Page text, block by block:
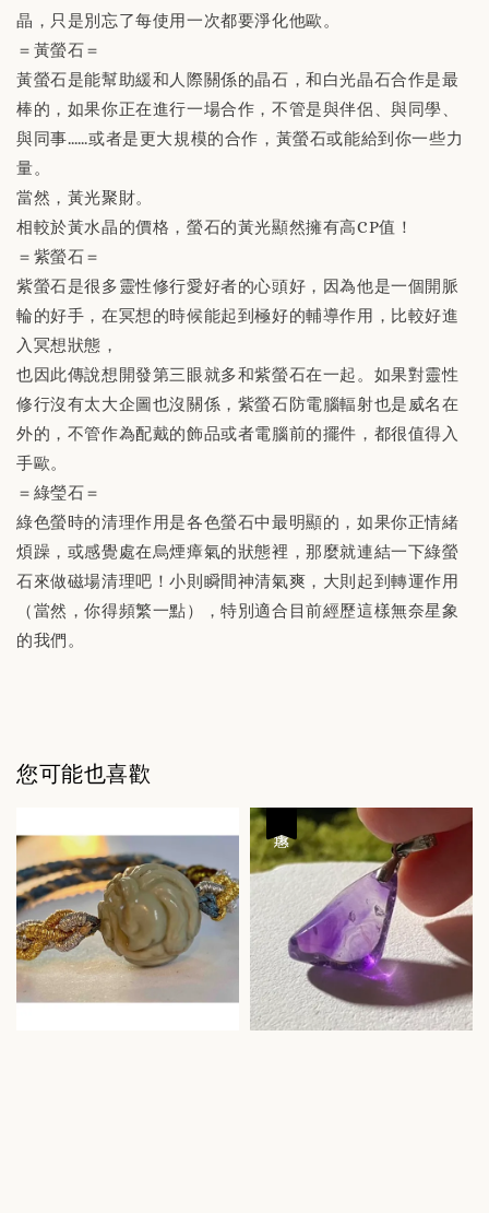
晶，只是別忘了每使用一次都要淨化他歐。
＝黃螢石＝
黃螢石是能幫助緩和人際關係的晶石，和白光晶石合作是最
棒的，如果你正在進行一場合作，不管是與伴侶、與同學、
與同事……或者是更大規模的合作，黃螢石或能給到你一些力
量。
當然，黃光聚財。
相較於黃水晶的價格，螢石的黃光顯然擁有高CP值！
＝紫螢石＝
紫螢石是很多靈性修行愛好者的心頭好，因為他是一個開脈
輪的好手，在冥想的時候能起到極好的輔導作用，比較好進
入冥想狀態，
也因此傳說想開發第三眼就多和紫螢石在一起。如果對靈性
修行沒有太大企圖也沒關係，紫螢石防電腦輻射也是威名在
外的，不管作為配戴的飾品或者電腦前的擺件，都很值得入
手歐。
＝綠瑩石＝
綠色螢時的清理作用是各色螢石中最明顯的，如果你正情緒
煩躁，或感覺處在烏煙瘴氣的狀態裡，那麼就連結一下綠螢
石來做磁場清理吧！小則瞬間神清氣爽，大則起到轉運作用
（當然，你得頻繁一點），特別適合目前經歷這樣無奈星象
的我們。
您可能也喜歡